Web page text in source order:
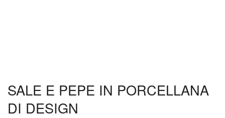
SALE E PEPE IN PORCELLANA
DI DESIGN